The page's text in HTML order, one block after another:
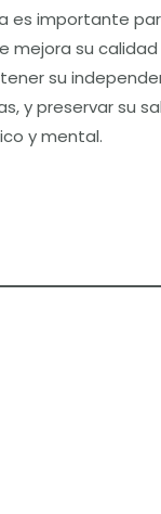
es importante
mejora su calidad
su
y preservar su
y mental.